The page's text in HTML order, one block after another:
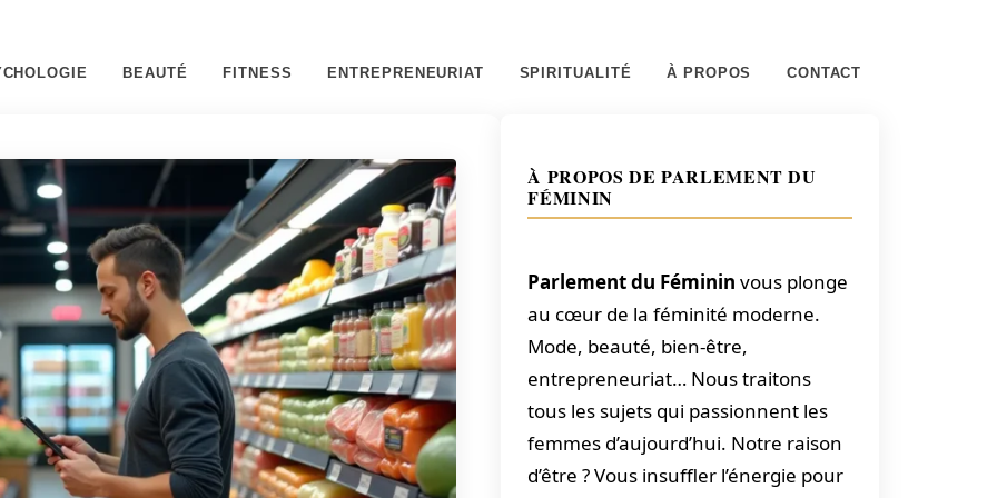
BEAUTÉ FITNESS ENTREPRENEURIAT SPIRITUALITÉ À PROPOS CONTACT
À PROPOS DE PARLEMENT DU
FÉMININ
Parlement du Féminin vous plonge
au cœur de la féminité moderne.
Mode, beauté, bien-être,
entrepreneuriat… Nous traitons
tous les sujets qui passionnent les
femmes d’aujourd’hui. Notre raison
d’être ? Vous insuffler l’énergie pour